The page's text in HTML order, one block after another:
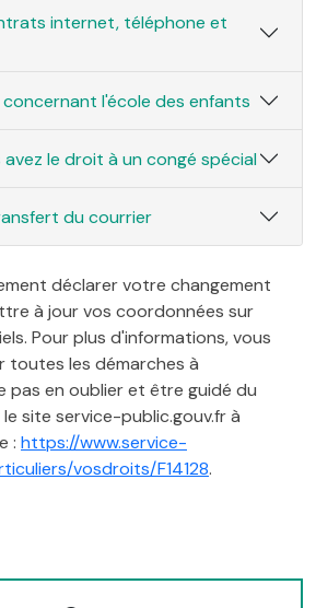
internet, téléphone et
concernant l'école des enfants
le droit à un congé spécial
du courrier
déclarer votre changement
à jour vos coordonnées sur
Pour plus d'informations, vous
toutes les démarches à
pas en oublier et être guidé du
site service-public.gouv.fr à
: https://www.service-
vosdroits/F14128.